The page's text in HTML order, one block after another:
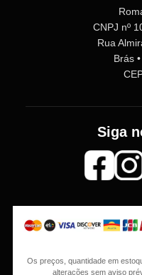
Fale
ou
CNPJ nº
Rua
Brás
Siga
Os preços, quantidade em
alterações sem aviso